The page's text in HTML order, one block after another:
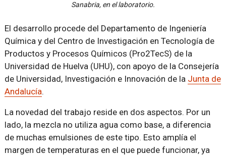
Sanabria, en el laboratorio.
El desarrollo procede del Departamento de Ingeniería
Química y del Centro de Investigación en Tecnología de
Productos y Procesos Químicos (Pro2TecS) de la
Universidad de Huelva (UHU), con apoyo de la Consejería
de Universidad, Investigación e Innovación de la Junta de
Andalucía.
La novedad del trabajo reside en dos aspectos. Por un
lado, la mezcla no utiliza agua como base, a diferencia
de muchas emulsiones de este tipo. Esto amplía el
margen de temperaturas en el que puede funcionar, ya